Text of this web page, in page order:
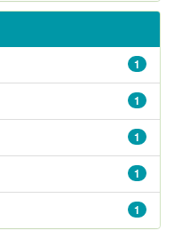
1
1
1
1
1